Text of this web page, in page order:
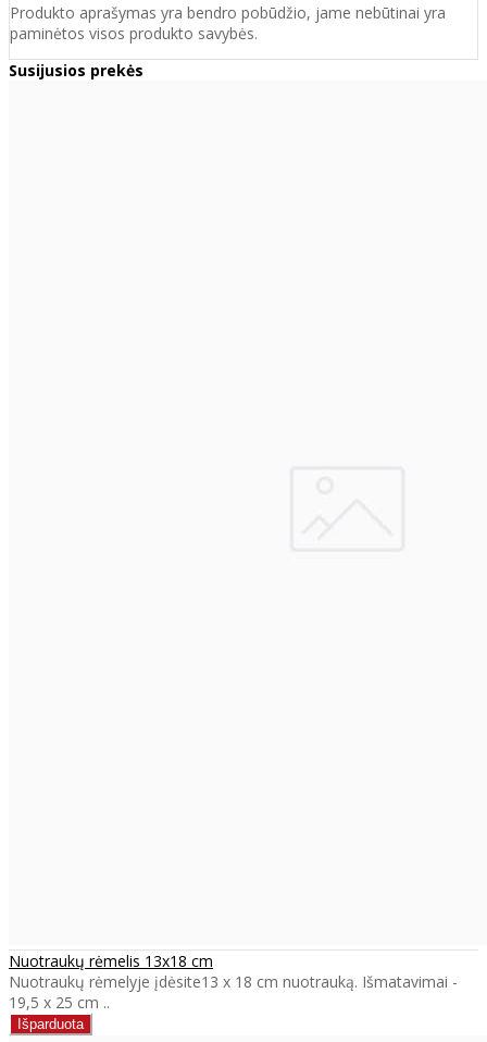
Produkto aprašymas yra bendro pobūdžio, jame nebūtinai yra
paminėtos visos produkto savybės.
Susijusios prekės
Nuotraukų rėmelis 13x18 cm
Nuotraukų rėmelyje įdėsite13 x 18 cm nuotrauką. Išmatavimai -
19,5 x 25 cm ..